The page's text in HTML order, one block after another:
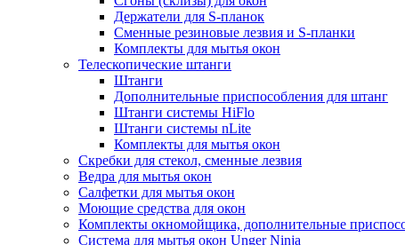
Держатели для S-планок
Сменные резиновые лезвия и S-планки
Комплекты для мытья окон
Телескопические штанги
Штанги
Дополнительные приспособления для штанг
Штанги системы HiFlo
Штанги системы nLite
Комплекты для мытья окон
Скребки для стекол, сменные лезвия
Ведра для мытья окон
Салфетки для мытья окон
Моющие средства для окон
Комплекты окномойщика, дополнительные
Система для мытья окон Unger Ninja